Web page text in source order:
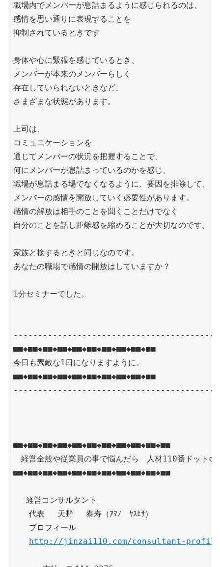
職場内でメンバーが息詰まるように感じられるのは、
感情を思い通りに表現することを
抑制されているときです
身体や心に緊張を感じているとき、
メンバーが本来のメンバーらしく
存在していられないときなど、
さまざまな状態があります。
上司は、
コミュニケーションを
通じてメンバーの状況を把握することで、
何にメンバーが息詰まっているのかを感じ、
職場が息詰まる場でなくなるように、要因を排除して、
メンバーの感情を開放していく必要性があります。
感情の解放は相手のことを聞くことだけでなく
自分のことを話し距離感を縮めることが大切なのです。
家族と接するときと同じなのです。
あなたの職場で感情の開放はしていますか？
1分セミナーでした。
■■◆■■◆■■◆■■◆■■◆■■◆■■◆■■◆■■◆■■
今日も素敵な1日になりますように。
■■◆■■◆■■◆■■◆■■◆■■◆■■◆■■◆■■◆■■
■■◆■■◆■■◆■■◆■■◆■■◆■■◆■■◆■■◆■■◆■■
経営全般や従業員の事で悩んだら　人材110番ドット
■■◆■■◆■■◆■■◆■■◆■■◆■■◆■■◆■■◆■■◆■■
経営コンサルタント
代表　 天野 　泰寿（ｱﾏﾉ　ﾔｽﾋｻ）
プロフィール
http://jinzai110.com/consultant-profile